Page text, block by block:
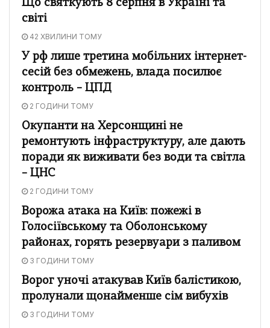
Що святкують 8 серпня в Україні та
світі
42 ХВИЛИНИ ТОМУ
У рф лише третина мобільних інтернет-
сесій без обмежень, влада посилює
контроль – ЦПД
2 ГОДИНИ ТОМУ
Окупанти на Херсонщині не
ремонтують інфраструктуру, але дають
поради як виживати без води та світла
– ЦНС
2 ГОДИНИ ТОМУ
Ворожа атака на Київ: пожежі в
Голосіївському та Оболонському
районах, горять резервуари з паливом
3 ГОДИНИ ТОМУ
Ворог уночі атакував Київ балістикою,
пролунали щонайменше сім вибухів
3 ГОДИНИ ТОМУ